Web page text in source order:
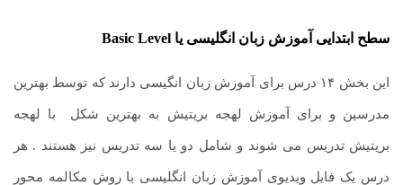
سطح ابتدایی آموزش زبان انگلیسی یا Basic Level
این بخش ۱۴ درس برای آموزش زبان انگیسی دارند که توسط بهترین
مدرسین و برای آموزش لهجه بریتیش به بهترین شکل با لهجه
بریتیش تدریس می شوند و شامل دو یا سه تدریس نیز هستند . هر
درس یک فایل ویدیوی آموزش زبان انگلیسی با روش مکالمه محور